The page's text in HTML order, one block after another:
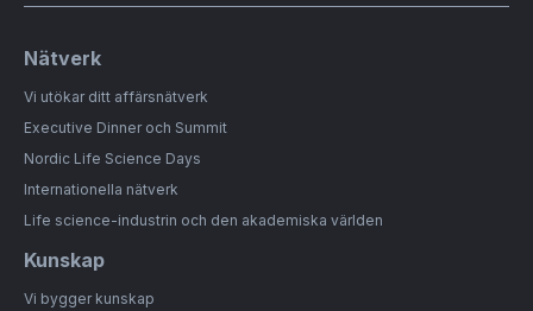
Nätverk
Vi utökar ditt affärsnätverk
Executive Dinner och Summit
Nordic Life Science Days
Internationella nätverk
Life science-industrin och den akademiska världen
Kunskap
Vi bygger kunskap